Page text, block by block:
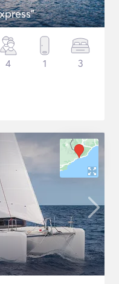
4 1 3